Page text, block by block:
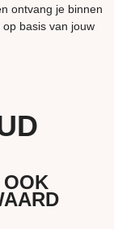
ontvang je binnen
basis van jouw
OOK